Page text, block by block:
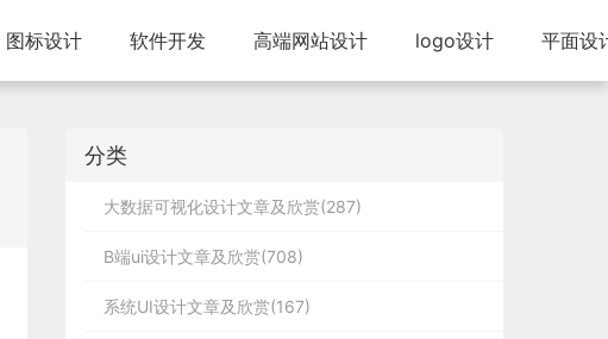
图标设计 软件开发 高端网站设计 logo设计 平面设
分类
大数据可视化设计文章及欣赏(287)
B端ui设计文章及欣赏(708)
系统UI设计文章及欣赏(167)